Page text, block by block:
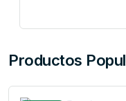
Productos